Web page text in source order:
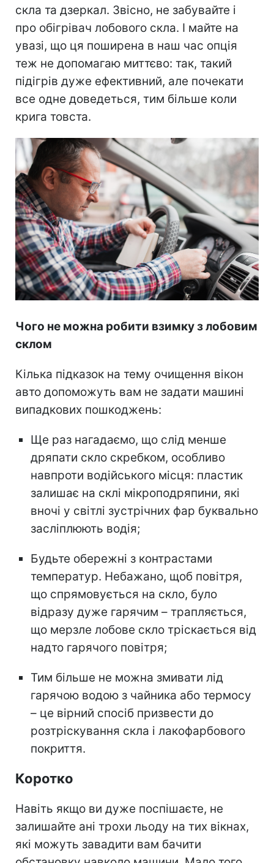
скла та дзеркал. Звісно, не забувайте і
про обігрівач лобового скла. І майте на
увазі, що ця поширена в наш час опція
теж не допомагаю миттєво: так, такий
підігрів дуже ефективний, але почекати
все одне доведеться, тим більше коли
крига товста.
Чого не можна робити взимку з лобовим
склом
Кілька підказок на тему очищення вікон
авто допоможуть вам не задати машині
випадкових пошкоджень:
Ще раз нагадаємо, що слід менше
дряпати скло скребком, особливо
навпроти водійського місця: пластик
залишає на склі мікроподряпини, які
вночі у світлі зустрічних фар буквально
засліплюють водія;
Будьте обережні з контрастами
температур. Небажано, щоб повітря,
що спрямовується на скло, було
відразу дуже гарячим – трапляється,
що мерзле лобове скло тріскається від
надто гарячого повітря;
Тим більше не можна змивати лід
гарячою водою з чайника або термосу
– це вірний спосіб призвести до
розтріскування скла і лакофарбового
покриття.
Коротко
Навіть якщо ви дуже поспішаєте, не
залишайте ані трохи льоду на тих вікнах,
які можуть завадити вам бачити